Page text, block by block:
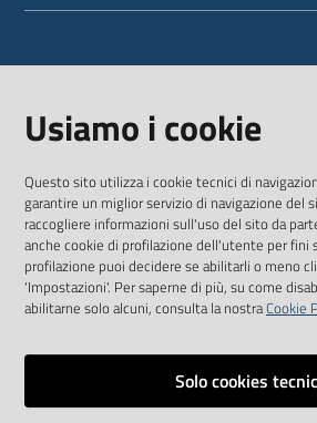
SEGUICI SU
TwitterFacebookYoutube
Vai alla pagina
Usiamo i cookie
Questo sito utilizza i cookie tecnici di
garantire un miglior servizio di navigazione del
raccogliere informazioni sull'uso del sito da
anche cookie di profilazione dell'utente per fini
profilazione puoi decidere se abilitarli o meno
'Impostazioni'. Per saperne di più, su come
abilitarne solo alcuni, consulta la nostraCookie
Solo cookies